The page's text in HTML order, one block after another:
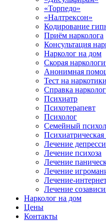
«Торпедо»
«Налтрексон»
Кодирование
Приём нарколога
Консультация
Нарколог на дом
Скорая
Анонимная
Тест на наркотики
Справка
Психиатр
Психотерапевт
Психолог
Семейный
Лечение
Лечение психоза
Лечение
Лечение
Лечение-
Лечение
Нарколог на дом
Цены
Контакты